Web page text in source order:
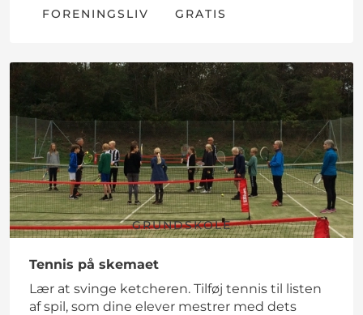
FORENINGSLIV GRATIS
GRUNDSKOLE
Tennis på skemaet
Lær at svinge ketcheren. Tilføj tennis til listen
af spil, som dine elever mestrer med dets